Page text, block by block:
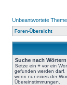
Unbeantwortete
Foren-Übersicht
Suche nach
Setze ein + vor ein
gefunden werden darf.
wenn nur eines der
Übereinstimmungen.